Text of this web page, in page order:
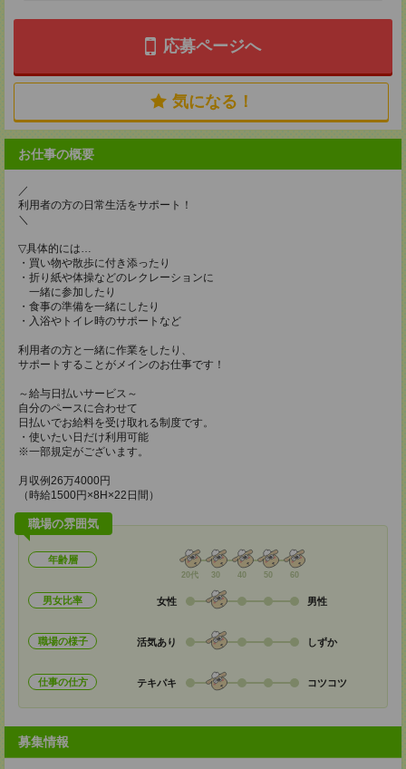
応募ページへ
気になる！
お仕事の概要
／
利用者の方の日常生活をサポート！
＼
▽具体的には…
・買い物や散歩に付き添ったり
・折り紙や体操などのレクレーションに
一緒に参加したり
・食事の準備を一緒にしたり
・入浴やトイレ時のサポートなど
利用者の方と一緒に作業をしたり、
サポートすることがメインのお仕事です！
～給与日払いサービス～
自分のペースに合わせて
日払いでお給料を受け取れる制度です。
・使いたい日だけ利用可能
※一部規定がございます。
月収例26万4000円
（時給1500円×8H×22日間）
職場の雰囲気
年齢層
20代 30 40 50 60
男女比率 女性 男性
職場の様子 活気あり しずか
仕事の仕方 テキパキ コツコツ
募集情報